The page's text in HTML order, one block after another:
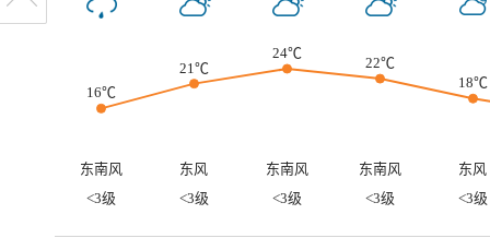
16℃
21℃
24℃
22℃
18℃
东南风 东风 东南风 东南风
东风
<3级
<3级 <3级 <3级 <3级